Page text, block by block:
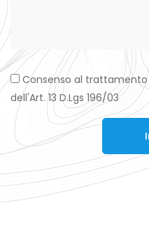
Consenso al trattamento
dell'Art. 13 D.Lgs 196/03